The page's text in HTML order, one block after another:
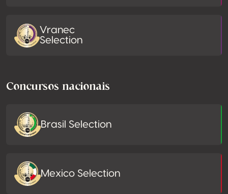
Vranec
Selection
Concursos nacionais
Brasil Selection
Mexico Selection